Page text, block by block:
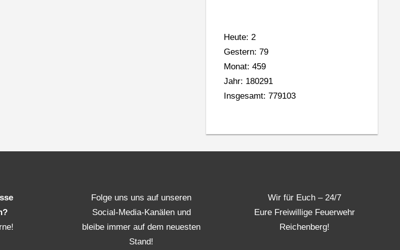
Heute: 2
Gestern: 79
Monat: 459
Jahr: 180291
Insgesamt: 779103
Folge uns uns auf unseren
Social-Media-Kanälen und
bleibe immer auf dem neuesten
Stand!
Wir für Euch – 24/7
Eure Freiwillige Feuerwehr
Reichenberg!